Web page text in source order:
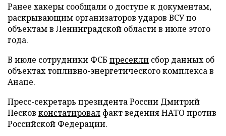
Ранее хакеры сообщали о доступе к документам,
раскрывающим организаторов ударов ВСУ по
объектам в Ленинградской области в июле этого
года.
В июле сотрудники ФСБ пресекли сбор данных об
объектах топливно-энергетического комплекса в
Анапе.
Пресс-секретарь президента России Дмитрий
Песков констатировал факт ведения НАТО против
Российской Федерации.